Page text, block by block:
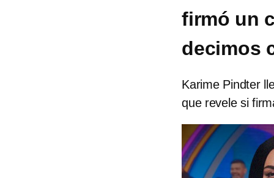
firmó un
decimos
Karime Pindter
que revele si